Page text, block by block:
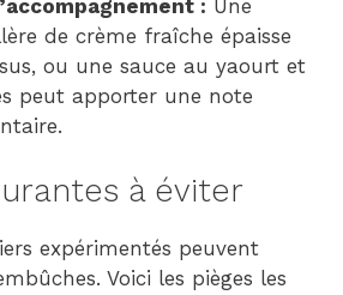
: Une
de crème fraîche épaisse
ou une sauce au yaourt et
peut apporter une note
à éviter
expérimentés peuvent
Voici les pièges les